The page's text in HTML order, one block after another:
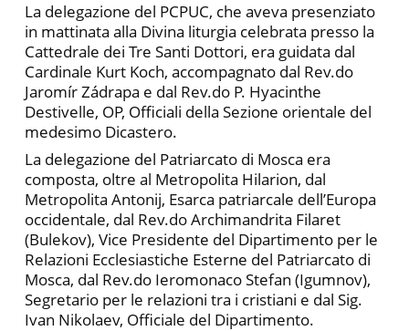
La delegazione del PCPUC, che aveva presenziato
in mattinata alla Divina liturgia celebrata presso la
Cattedrale dei Tre Santi Dottori, era guidata dal
Cardinale Kurt Koch, accompagnato dal Rev.do
Jaromír Zádrapa e dal Rev.do P. Hyacinthe
Destivelle, OP, Officiali della Sezione orientale del
medesimo Dicastero.
La delegazione del Patriarcato di Mosca era
composta, oltre al Metropolita Hilarion, dal
Metropolita Antonij, Esarca patriarcale dell’Europa
occidentale, dal Rev.do Archimandrita Filaret
(Bulekov), Vice Presidente del Dipartimento per le
Relazioni Ecclesiastiche Esterne del Patriarcato di
Mosca, dal Rev.do Ieromonaco Stefan (Igumnov),
Segretario per le relazioni tra i cristiani e dal Sig.
Ivan Nikolaev, Officiale del Dipartimento.